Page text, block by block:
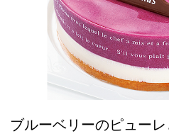
ブルーベリーのピュー